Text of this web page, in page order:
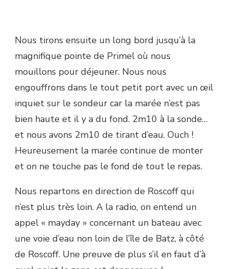
Nous tirons ensuite un long bord jusqu’à la
magnifique pointe de Primel où nous
mouillons pour déjeuner. Nous nous
engouffrons dans le tout petit port avec un œil
inquiet sur le sondeur car la marée n’est pas
bien haute et il y a du fond. 2m10 à la sonde…
et nous avons 2m10 de tirant d’eau. Ouch !
Heureusement la marée continue de monter
et on ne touche pas le fond de tout le repas.
Nous repartons en direction de Roscoff qui
n’est plus très loin. A la radio, on entend un
appel « mayday » concernant un bateau avec
une voie d’eau non loin de l’île de Batz, à côté
de Roscoff. Une preuve de plus s’il en faut d’à